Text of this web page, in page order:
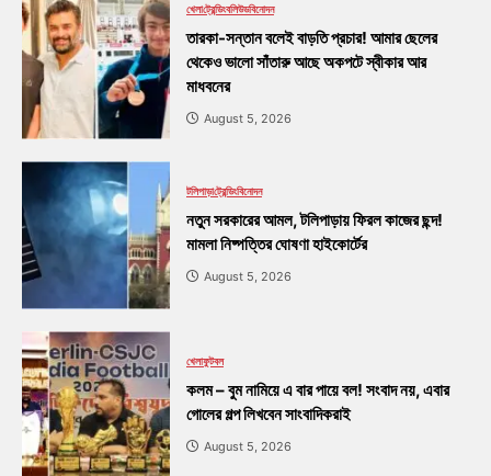
খেলাট্রেন্ডিংবলিউডবিনোদন
তারকা-সন্তান বলেই বাড়তি প্রচার! আমার ছেলের
থেকেও ভালো সাঁতারু আছে অকপটে স্বীকার আর
মাধবনের
August 5, 2026
টলিপাড়াট্রেন্ডিংবিনোদন
নতুন সরকারের আমল, টলিপাড়ায় ফিরল কাজের ছন্দ!
মামলা নিষ্পত্তির ঘোষণা হাইকোর্টের
August 5, 2026
খেলাফুটবল
কলম – বুম নামিয়ে এ বার পায়ে বল! সংবাদ নয়, এবার
গোলের গল্প লিখবেন সাংবাদিকরাই
August 5, 2026